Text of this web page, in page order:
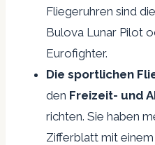
Fliegeruhren sind
Bulova Lunar Pilot
Eurofighter.
Die sportlichen
den Freizeit- und
richten. Sie haben
Zifferblatt mit